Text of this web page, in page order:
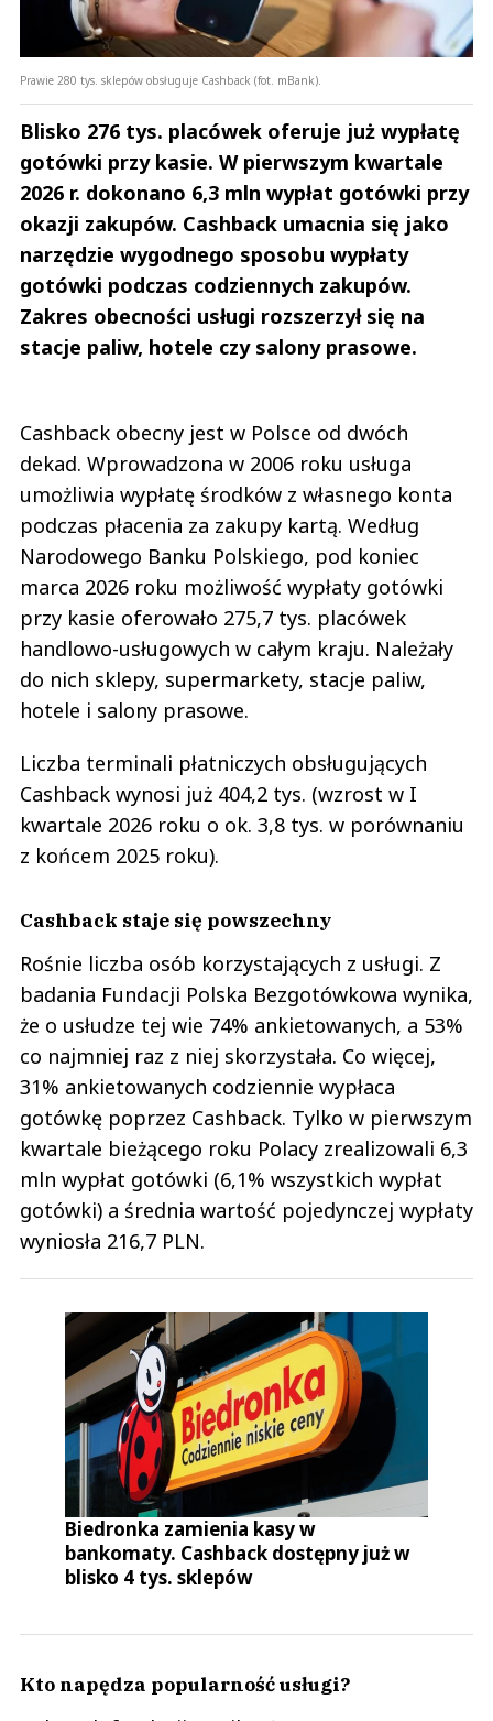
Prawie 280 tys. sklepów obsługuje Cashback (fot. mBank).
Blisko 276 tys. placówek oferuje już wypłatę
gotówki przy kasie. W pierwszym kwartale
2026 r. dokonano 6,3 mln wypłat gotówki przy
okazji zakupów. Cashback umacnia się jako
narzędzie wygodnego sposobu wypłaty
gotówki podczas codziennych zakupów.
Zakres obecności usługi rozszerzył się na
stacje paliw, hotele czy salony prasowe.
Cashback obecny jest w Polsce od dwóch
dekad. Wprowadzona w 2006 roku usługa
umożliwia wypłatę środków z własnego konta
podczas płacenia za zakupy kartą. Według
Narodowego Banku Polskiego, pod koniec
marca 2026 roku możliwość wypłaty gotówki
przy kasie oferowało 275,7 tys. placówek
handlowo-usługowych w całym kraju. Należały
do nich sklepy, supermarkety, stacje paliw,
hotele i salony prasowe.
Liczba terminali płatniczych obsługujących
Cashback wynosi już 404,2 tys. (wzrost w I
kwartale 2026 roku o ok. 3,8 tys. w porównaniu
z końcem 2025 roku).
Cashback staje się powszechny
Rośnie liczba osób korzystających z usługi. Z
badania Fundacji Polska Bezgotówkowa wynika,
że o usłudze tej wie 74% ankietowanych, a 53%
co najmniej raz z niej skorzystała. Co więcej,
31% ankietowanych codziennie wypłaca
gotówkę poprzez Cashback. Tylko w pierwszym
kwartale bieżącego roku Polacy zrealizowali 6,3
mln wypłat gotówki (6,1% wszystkich wypłat
gotówki) a średnia wartość pojedynczej wypłaty
wyniosła 216,7 PLN.
Biedronka zamienia kasy w
bankomaty. Cashback dostępny już w
blisko 4 tys. sklepów
Kto napędza popularność usługi?